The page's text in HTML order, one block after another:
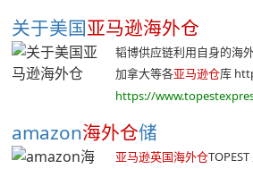
关于美国亚马逊海外仓
韬博供应链利用自身的海
加拿大等各亚马逊仓库
https://
amazon海外仓储
亚马逊英国海外仓